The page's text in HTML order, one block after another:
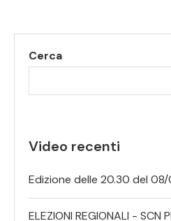
Cerca
Video recenti
Edizione delle 20.30 del
ELEZIONI REGIONALI - SCN